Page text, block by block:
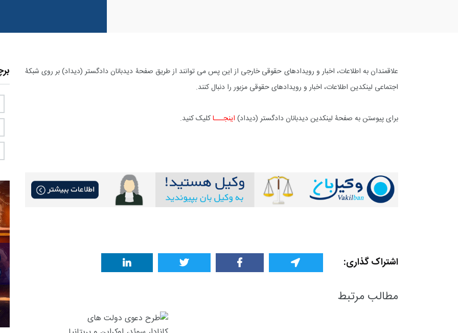
علاقمندان به اطلاعات، اخبار و رویدادهای حقوقی خارجی از این پس می توانند از طریق صفحۀ دیدبانان دادگستر (دیداد) بر روی شبکۀ
اجتماعی لینکدین اطلاعات، اخبار و رویدادهای حقوقی مزبور را دنبال کنند.
برای پیوستن به صفحۀ لینکدین دیدبانان دادگستر (دیداد) اینجـــاکلیک کنید.
اشتراک گذاری:
مطالب مرتبط